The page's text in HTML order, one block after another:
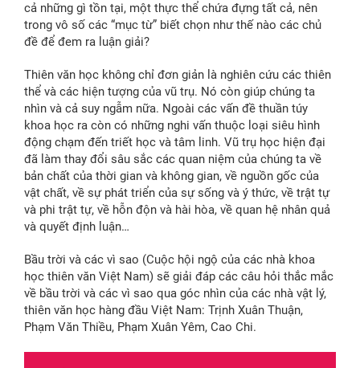
cả những gì tồn tại, một thực thể chứa đựng tất cả, nên
trong vô số các “mục từ” biết chọn như thế nào các chủ
đề để đem ra luận giải?
Thiên văn học không chỉ đơn giản là nghiên cứu các thiên
thể và các hiện tượng của vũ trụ. Nó còn giúp chúng ta
nhìn và cả suy ngẫm nữa. Ngoài các vấn đề thuần túy
khoa học ra còn có những nghi vấn thuộc loại siêu hình
động chạm đến triết học và tâm linh. Vũ trụ học hiện đại
đã làm thay đổi sâu sắc các quan niệm của chúng ta về
bản chất của thời gian và không gian, về nguồn gốc của
vật chất, về sự phát triển của sự sống và ý thức, về trật tự
và phi trật tự, về hỗn độn và hài hòa, về quan hệ nhân quả
và quyết định luận…
Bầu trời và các vì sao (Cuộc hội ngộ của các nhà khoa
học thiên văn Việt Nam) sẽ giải đáp các câu hỏi thắc mắc
về bầu trời và các vì sao qua góc nhìn của các nhà vật lý,
thiên văn học hàng đầu Việt Nam: Trịnh Xuân Thuận,
Phạm Văn Thiều, Phạm Xuân Yêm, Cao Chi.